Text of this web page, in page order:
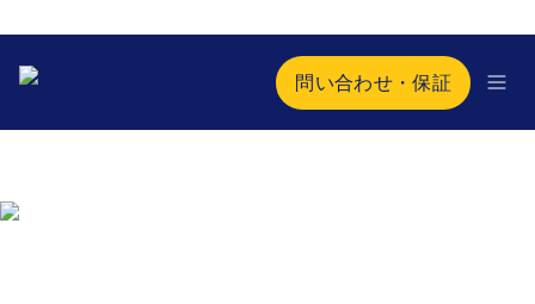
問い合わせ・保証